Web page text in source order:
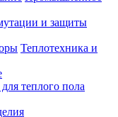
и защиты
Теплотехника и
теплого пола